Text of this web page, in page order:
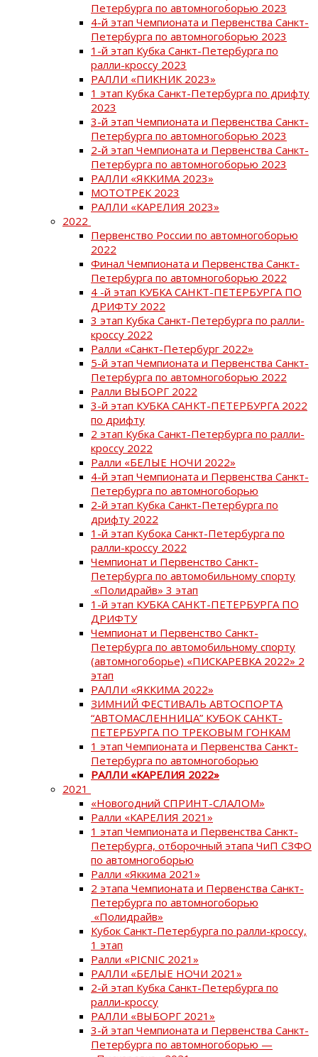
Петербурга по автомногоборью 2023
4-й этап Чемпионата и Первенства Санкт-
Петербурга по автомногоборью 2023
1-й этап Кубка Санкт-Петербурга по
ралли-кроссу 2023
РАЛЛИ «ПИКНИК 2023»
1 этап Кубка Санкт-Петербурга по дрифту
2023
3-й этап Чемпионата и Первенства Санкт-
Петербурга по автомногоборью 2023
2-й этап Чемпионата и Первенства Санкт-
Петербурга по автомногоборью 2023
РАЛЛИ «ЯККИМА 2023»
МОТОТРЕК 2023
РАЛЛИ «КАРЕЛИЯ 2023»
2022
Первенство России по автомногоборью
2022
Финал Чемпионата и Первенства Санкт-
Петербурга по автомногоборью 2022
4 -й этап КУБКА САНКТ-ПЕТЕРБУРГА ПО
ДРИФТУ 2022
3 этап Кубка Санкт-Петербурга по ралли-
кроссу 2022
Ралли «Санкт-Петербург 2022»
5-й этап Чемпионата и Первенства Санкт-
Петербурга по автомногоборью 2022
Ралли ВЫБОРГ 2022
3-й этап КУБКА САНКТ-ПЕТЕРБУРГА 2022
по дрифту
2 этап Кубка Санкт-Петербурга по ралли-
кроссу 2022
Ралли «БЕЛЫЕ НОЧИ 2022»
4-й этап Чемпионата и Первенства Санкт-
Петербурга по автомногоборью
2-й этап Кубка Санкт-Петербурга по
дрифту 2022
1-й этап Кубока Санкт-Петербурга по
ралли-кроссу 2022
Чемпионат и Первенство Санкт-
Петербурга по автомобильному спорту
«Полидрайв» 3 этап
1-й этап КУБКА САНКТ-ПЕТЕРБУРГА ПО
ДРИФТУ
Чемпионат и Первенство Санкт-
Петербурга по автомобильному спорту
(автомногоборье) «ПИСКАРЕВКА 2022» 2
этап
РАЛЛИ «ЯККИМА 2022»
ЗИМНИЙ ФЕСТИВАЛЬ АВТОСПОРТА
“АВТОМАСЛЕННИЦА” КУБОК САНКТ-
ПЕТЕРБУРГА ПО ТРЕКОВЫМ ГОНКАМ
1 этап Чемпионата и Первенства Санкт-
Петербурга по автомногоборью
РАЛЛИ «КАРЕЛИЯ 2022»
2021
«Новогодний СПРИНТ-СЛАЛОМ»
Ралли «КАРЕЛИЯ 2021»
1 этап Чемпионата и Первенства Санкт-
Петербурга, отборочный этапа ЧиП СЗФО
по автомногоборью
Ралли «Яккима 2021»
2 этапа Чемпионата и Первенства Санкт-
Петербурга по автомногоборью
«Полидрайв»
Кубок Санкт-Петербурга по ралли-кроссу,
1 этап
Ралли «PICNIC 2021»
РАЛЛИ «БЕЛЫЕ НОЧИ 2021»
2-й этап Кубка Санкт-Петербурга по
ралли-кроссу
РАЛЛИ «ВЫБОРГ 2021»
3-й этап Чемпионата и Первенства Санкт-
Петербурга по автомногоборью —